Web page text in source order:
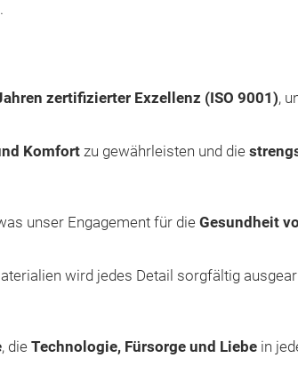
zertifizierter Exzellenz (ISO 9001),
Komfort zu gewährleisten und die
unser Engagement für die Gesundheit
wird jedes Detail sorgfältig
, die Technologie, Fürsorge und Liebe in